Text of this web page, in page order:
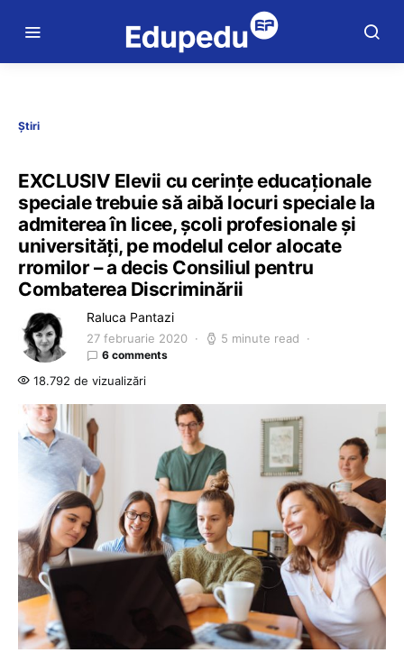
Știri
EXCLUSIV Elevii cu cerințe educaționale
speciale trebuie să aibă locuri speciale la
admiterea în licee, școli profesionale și
universități, pe modelul celor alocate
rromilor – a decis Consiliul pentru
Combaterea Discriminării
Raluca Pantazi
27 februarie 2020 5 minute read
6 comments
18.792 de vizualizări